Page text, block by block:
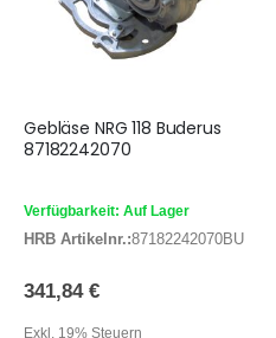
Gebläse NRG 118 Buderus
87182242070
Verfügbarkeit: Auf Lager
HRB Artikelnr.:87182242070BU
341,84 €
Exkl. 19% Steuern